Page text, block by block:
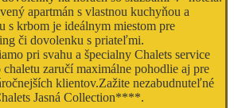
apartmán s vlastnou kuchyňou a
s krbom je ideálnym miestom pre
či dovolenku s priateľmi.
pri svahu a špecialny Chalets service
chaletu zaručí maximálne pohodlie aj pre
klientov.Zažite nezabudnuteľné
Jasná Collection****.